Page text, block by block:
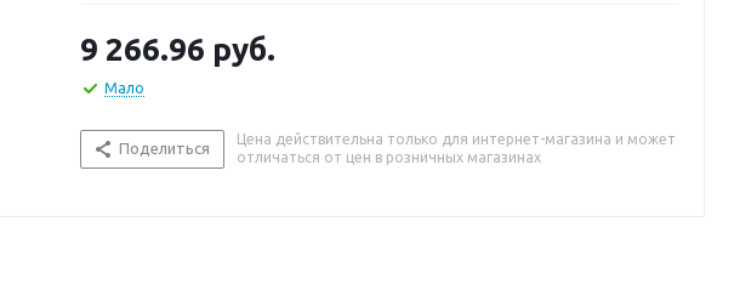
9 266.96 руб.
Мало
Поделиться
Цена действительна только для интернет-магазина и может
отличаться от цен в розничных магазинах